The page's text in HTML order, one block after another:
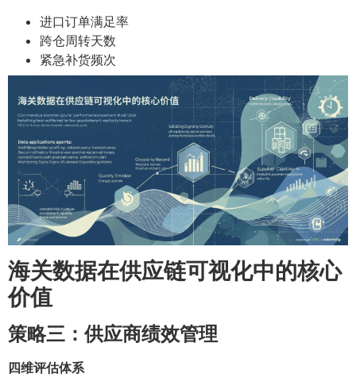
进口订单满足率
跨仓周转天数
紧急补货频次
海关数据在供应链可视化中的核心
价值
策略三：供应商绩效管理
四维评估体系